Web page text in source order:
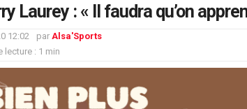
Laurey : « Il faudra qu’on
12:02 par Alsa'Sports
lecture : 1 min